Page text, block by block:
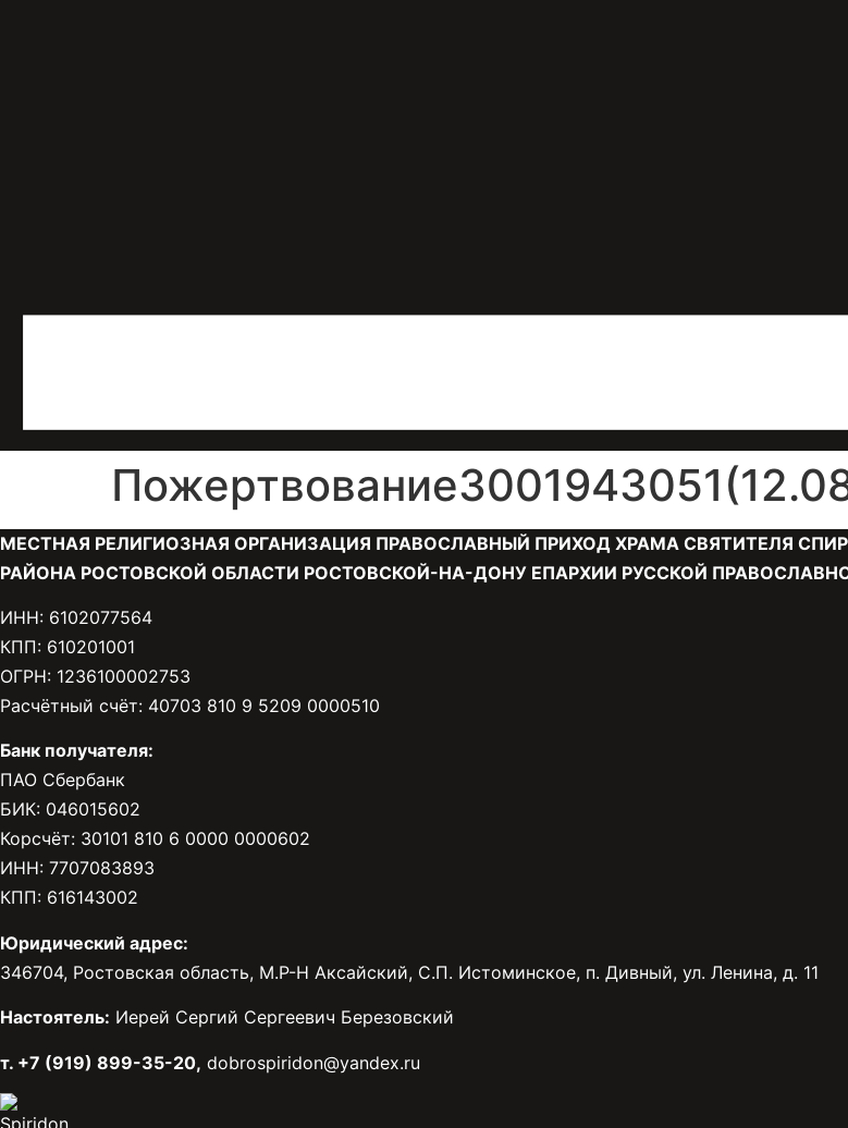
МЕСТНАЯ РЕЛИГИОЗНАЯ ОРГАНИЗАЦИЯ ПРАВОСЛАВНЫЙ ПРИХОД ХРАМА СВЯТИТЕЛЯ
РАЙОНА РОСТОВСКОЙ ОБЛАСТИ РОСТОВСКОЙ-НА-ДОНУ ЕПАРХИИ РУССКОЙ
ИНН: 6102077564
КПП: 610201001
ОГРН: 1236100002753
Расчётный счёт: 40703 810 9 5209 0000510
Банк получателя:
ПАО Сбербанк
БИК: 046015602
Корсчёт: 30101 810 6 0000 0000602
ИНН: 7707083893
КПП: 616143002
Юридический адрес:
346704, Ростовская область, М.Р-Н Аксайский, С.П. Истоминское, п. Дивный, ул. Ленина, д. 11
Настоятель: Иерей Сергий Сергеевич Березовский
т. +7 (919) 899-35-20, dobrospiridon@yandex.ru